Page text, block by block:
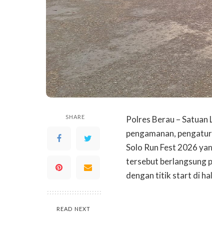
SHARE
READ NEXT
Polres Berau –
pengamanan,
Solo Run Fest 2026
tersebut berlangsung
dengan titik start di